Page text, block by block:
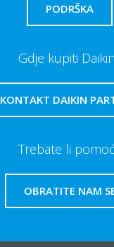
PODRŠKA
Gdje kupiti
KONTAKT DAIKIN
Trebate li
OBRATITE NAM